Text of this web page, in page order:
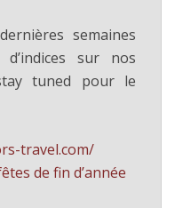
semaines
sur nos
tuned pour le
travel.com/
de fin d’année